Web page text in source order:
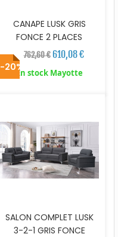
CANAPE LUSK GRIS
FONCE 2 PLACES
762,60 € 610,08 €
En stock Mayotte
-20%
SALON COMPLET LUSK
3-2-1 GRIS FONCE